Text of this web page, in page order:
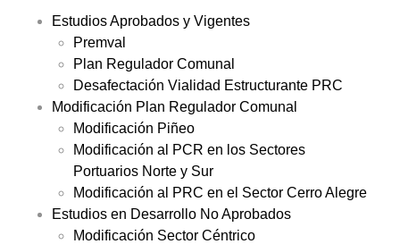
Estudios Aprobados y Vigentes
Premval
Plan Regulador Comunal
Desafectación Vialidad Estructurante PRC
Modificación Plan Regulador Comunal
Modificación Piñeo
Modificación al PCR en los Sectores
Portuarios Norte y Sur
Modificación al PRC en el Sector Cerro Alegre
Estudios en Desarrollo No Aprobados
Modificación Sector Céntrico